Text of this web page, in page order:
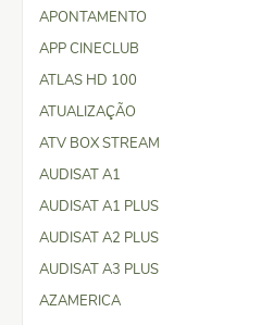
APONTAMENTO
APP CINECLUB
ATLAS HD 100
ATUALIZAÇÃO
ATV BOX STREAM
AUDISAT A1
AUDISAT A1 PLUS
AUDISAT A2 PLUS
AUDISAT A3 PLUS
AZAMERICA